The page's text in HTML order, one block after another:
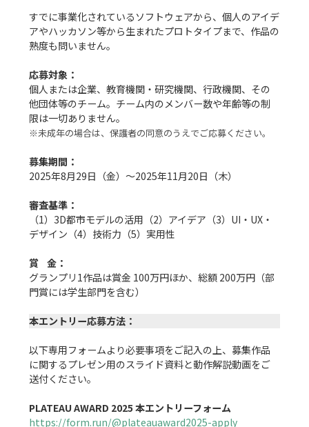
すでに事業化されているソフトウェアから、個人のアイデ
アやハッカソン等から生まれたプロトタイプまで、作品の
熟度も問いません。
応募対象：
個人または企業、教育機関・研究機関、行政機関、その
他団体等のチーム。チーム内のメンバー数や年齢等の制
※未成年の場合は、保護者の同意のうえでご応募ください。
募集期間：
2025年8月29日（金）〜2025年11月20日（木）
審査基準：
（1）3D都市モデルの活用（2）アイデア（3）UI・UX・
デザイン（4）技術力（5）実用性
賞    金：
グランプリ1作品は賞金 100万円ほか、総額 200万円（部
門賞には学生部門を含む）
本エントリー応募方法：
以下専用フォームより必要事項をご記入の上、募集作品
に関するプレゼン用のスライド資料と動作解説動画をご
送付ください。
PLATEAU AWARD 2025 本エントリーフォーム
https://form.run/@plateauaward2025-apply